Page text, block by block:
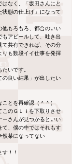
なく、「坂田さんにと
状態の仕上げ」になって
他もろもろ、都合のいい
もアピールして、吐き出
て共有できれば、その分
りも数段イイ仕事を発揮
いです。
の良い結果」が出したい
とを再確認（＾＾）
このＧＬｉを下取りさせ
ーさんが見つかるといい
て、僕の中ではそれもす
然某になってない
！！